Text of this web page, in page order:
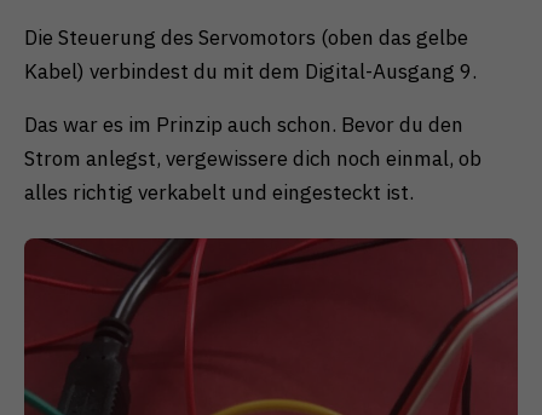
Die Steuerung des Servomotors (oben das gelbe
Kabel) verbindest du mit dem Digital-Ausgang 9.
Das war es im Prinzip auch schon. Bevor du den
Strom anlegst, vergewissere dich noch einmal, ob
alles richtig verkabelt und eingesteckt ist.